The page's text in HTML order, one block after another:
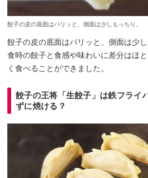
餃子の皮の底面はパリッと、側面は少しもっちり。
餃子の皮の底面はパリッと、側面は少
食時の餃子と食感や味わいに差分はほ
く食べることができました。
餃子の王将「生餃子」は鉄フライ
ずに焼ける？